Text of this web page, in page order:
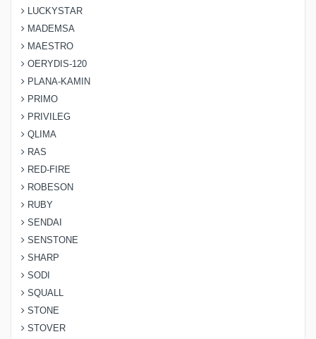
LUCKYSTAR
MADEMSA
MAESTRO
OERYDIS-120
PLANA-KAMIN
PRIMO
PRIVILEG
QLIMA
RAS
RED-FIRE
ROBESON
RUBY
SENDAI
SENSTONE
SHARP
SODI
SQUALL
STONE
STOVER